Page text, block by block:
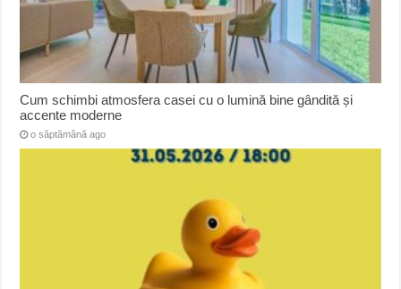
Cum schimbi atmosfera casei cu o lumină bine gândită și
accente moderne
o săptămână ago